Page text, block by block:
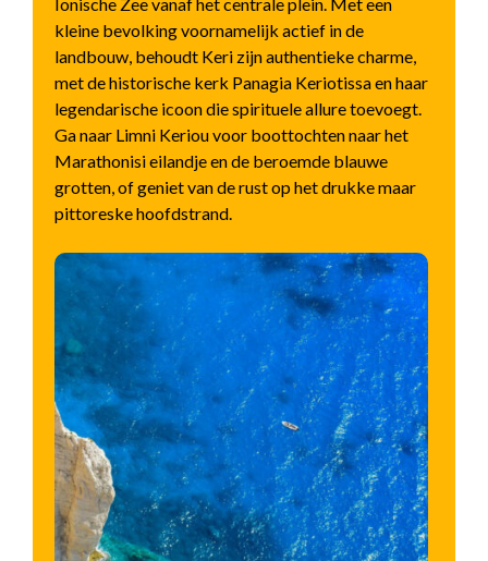
kleine bevolking voornamelijk actief in de
landbouw, behoudt Keri zijn authentieke charme,
met de historische kerk Panagia Keriotissa en haar
legendarische icoon die spirituele allure toevoegt.
Ga naar Limni Keriou voor boottochten naar het
Marathonisi eilandje en de beroemde blauwe
grotten, of geniet van de rust op het drukke maar
pittoreske hoofdstrand.